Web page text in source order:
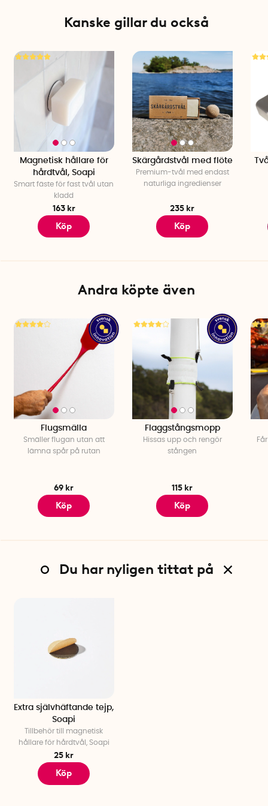
eller verktyg krävs – bara ett nytt självhäftande fäste som
OBS! Detta är endast ett tillbehör till magnetisk hållare för
hård tvål Soapi. För att köpa hållarenklicka här.
Specifikationer
Antal per förpackning: 1 st
Kanske gillar du också
Magnetisk hållare för
hårdtvål, Soapi
Smart fäste för fast tvål utan
kladd
163 kr
Köp
Skärgårdstvål med flöte
Premium-tvål med endast
naturliga ingredienser
235 kr
Köp
Andra köpte även
Flugsmälla
Smäller flugan utan att
lämna spår på rutan
69 kr
Köp
Flaggstångsmopp
Hissas upp och rengör
stången
115 kr
Köp
Du har nyligen tittat på
Extra självhäftande tejp,
Soapi
Tillbehör till magnetisk
hållare för hårdtvål, Soapi
25 kr
Köp